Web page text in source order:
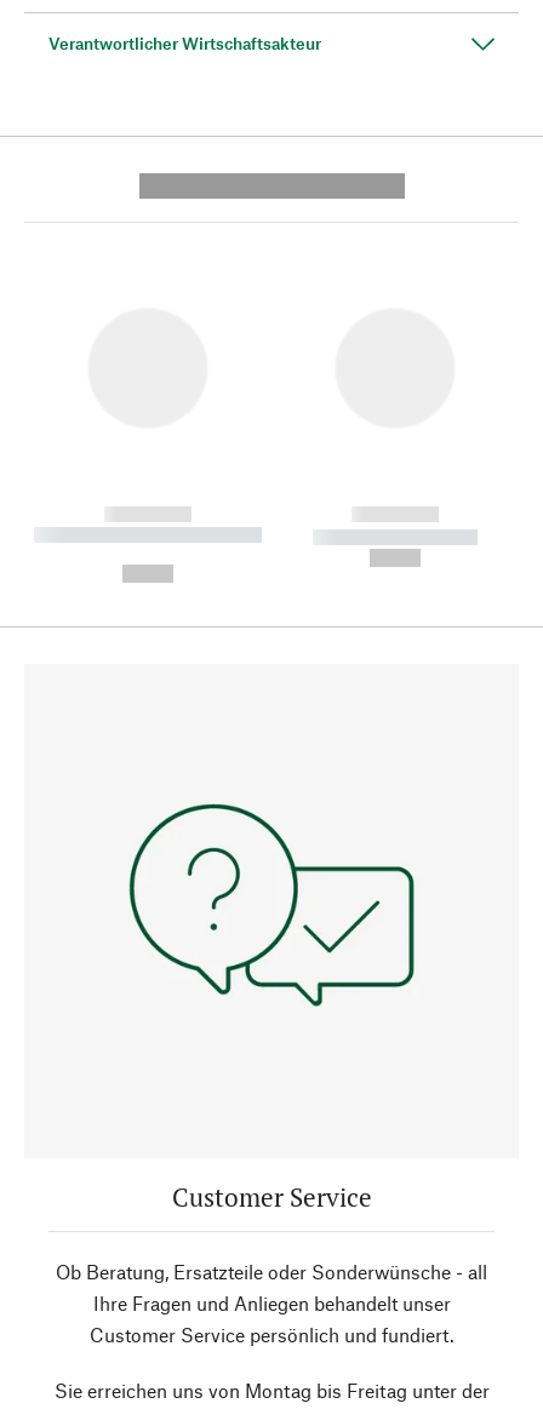
Verantwortlicher Wirtschaftsakteur
------------
----------- ----------- --------
------------
----------- -----------
Customer Service
Ob Beratung, Ersatzteile oder Sonderwünsche - all
Ihre Fragen und Anliegen behandelt unser
Customer Service persönlich und fundiert.
Sie erreichen uns von Montag bis Freitag unter der